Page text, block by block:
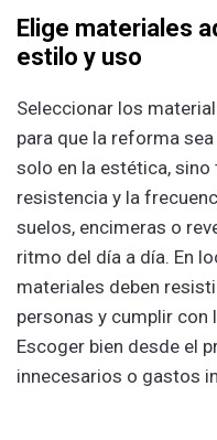
Elige materiales
estilo y uso
Seleccionar los
para que la reforma
solo en la estética,
resistencia y la
suelos, encimeras o
ritmo del día a día. En
materiales deben
personas y cumplir con
Escoger bien desde el
innecesarios o gastos